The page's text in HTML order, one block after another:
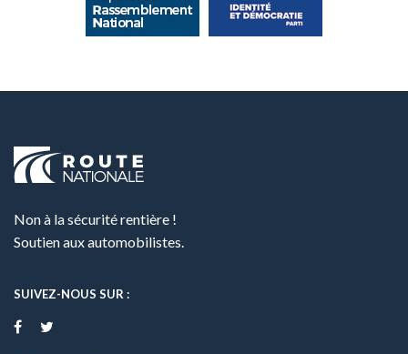
Non à la sécurité rentière !
Soutien aux automobilistes.
SUIVEZ-NOUS SUR :